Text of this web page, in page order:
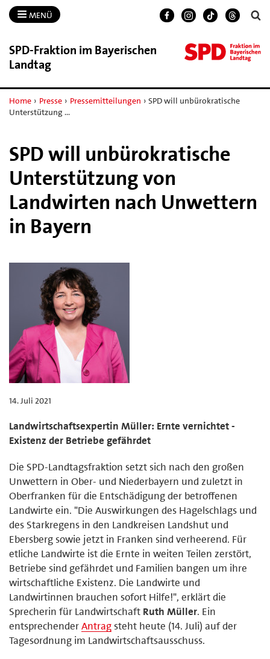
MENÜ
SPD-​Fraktion im Bayerischen
Landtag
Home › Presse › Pressemitteilungen › SPD will unbürokratische
Unterstützung …
SPD will unbürokratische
Unterstützung von
Landwirten nach Unwettern
in Bayern
14. Juli 2021
Landwirtschaftsexpertin Müller: Ernte vernichtet -
Existenz der Betriebe gefährdet
Die SPD-Landtagsfraktion setzt sich nach den großen
Unwettern in Ober- und Niederbayern und zuletzt in
Oberfranken für die Entschädigung der betroffenen
Landwirte ein. "Die Auswirkungen des Hagelschlags und
des Starkregens in den Landkreisen Landshut und
Ebersberg sowie jetzt in Franken sind verheerend. Für
etliche Landwirte ist die Ernte in weiten Teilen zerstört,
Betriebe sind gefährdet und Familien bangen um ihre
wirtschaftliche Existenz. Die Landwirte und
Landwirtinnen brauchen sofort Hilfe!", erklärt die
Sprecherin für Landwirtschaft Ruth Müller. Ein
entsprechenderAntrag steht heute (14. Juli) auf der
Tagesordnung im Landwirtschaftsausschuss.